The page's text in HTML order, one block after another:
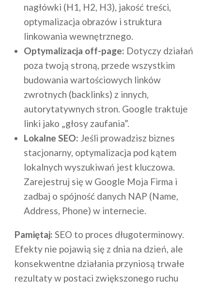
nagłówki (H1, H2, H3), jakość treści,
optymalizacja obrazów i struktura
linkowania wewnętrznego.
Optymalizacja off-page: Dotyczy działań
poza twoją stroną, przede wszystkim
budowania wartościowych linków
zwrotnych (backlinks) z innych,
autorytatywnych stron. Google traktuje
linki jako „głosy zaufania”.
Lokalne SEO: Jeśli prowadzisz biznes
stacjonarny, optymalizacja pod kątem
lokalnych wyszukiwań jest kluczowa.
Zarejestruj się w Google Moja Firma i
zadbaj o spójność danych NAP (Name,
Address, Phone) w internecie.
Pamiętaj: SEO to proces długoterminowy.
Efekty nie pojawią się z dnia na dzień, ale
konsekwentne działania przyniosą trwałe
rezultaty w postaci zwiększonego ruchu